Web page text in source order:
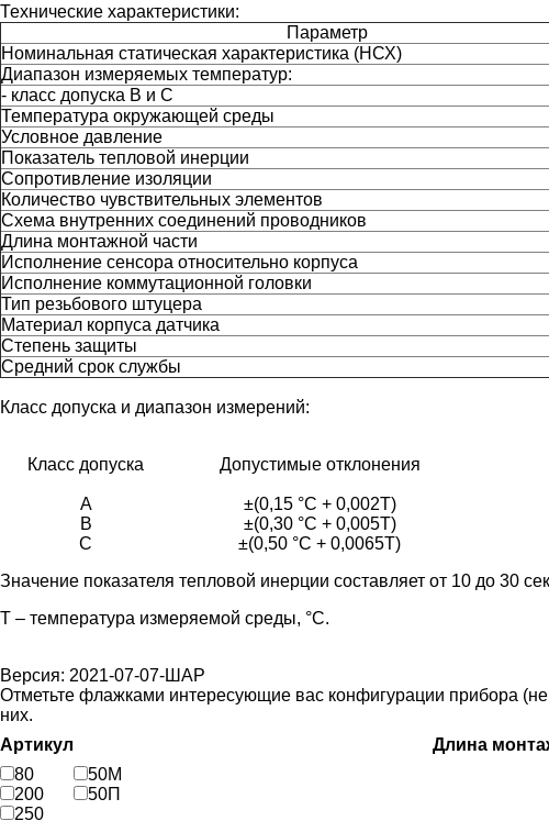
Технические характеристики:
Параметр
Номинальная статическая характеристика (НСХ)
Диапазон измеряемых температур:
- класс допуска В и С
Температура окружающей среды
Условное давление
Показатель тепловой инерции
Сопротивление изоляции
Количество чувствительных элементов
Схема внутренних соединений проводников
Длина монтажной части
Исполнение сенсора относительно корпуса
Исполнение коммутационной головки
Тип резьбового штуцера
Материал корпуса датчика
Степень защиты
Средний срок службы
Класс допуска и диапазон измерений:
Класс допуска Допустимые отклонения
A ±(0,15 °С + 0,002Т)
B
±(0,30 °С + 0,005Т)
C
±(0,50 °С + 0,0065Т)
Значение показателя тепловой инерции составляет от 10 до 30
Т – температура измеряемой среды, °С.
Версия: 2021-07-07-ШАР
Отметьте флажками интересующие вас конфигурации прибора
них.
Артикул
Длина
80
200
250
50М
50П